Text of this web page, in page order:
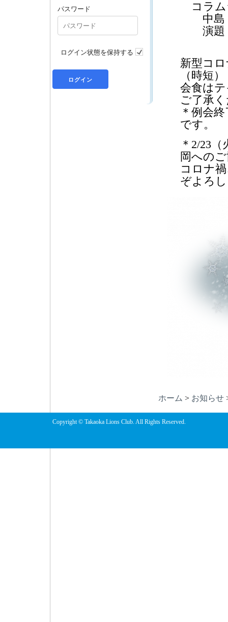
コラム
中島
演題
新型コ
（時短）
会食は
ご了承
＊例会
です。
＊2/23
岡への
コロナ
ぞよろ
ホーム > お知らせ
パスワード
ログイン状態を保持する
Copyright © Takaoka Lions Club. All Rights Reserved.